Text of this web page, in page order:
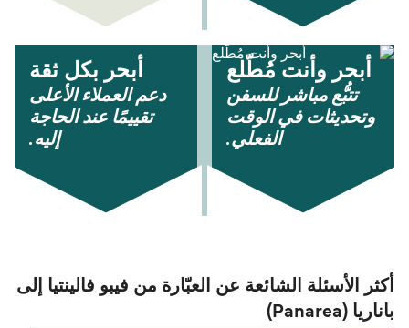
أبحر وأنت مُطّلع
تتبُّع مباشر للسفن
وتحديثات في الوقت
الفعلي.
أبحر بكل ثقة
دعم العملاء الأعلى
تقييمًا عند الحاجة
إليه.
أكثر الأسئلة الشائعة عن العبّارة من فيبو فالينتيا إلى
باناريا (Panarea)